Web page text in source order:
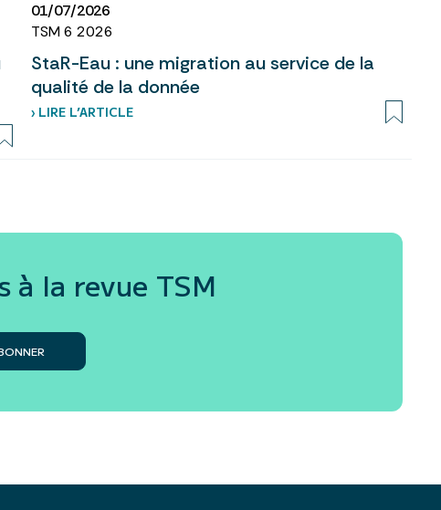
01/07/2026
TSM 6 2026
StaR-Eau : une migration au service de la
qualité de la donnée
› LIRE L’ARTICLE
à la revue TSM